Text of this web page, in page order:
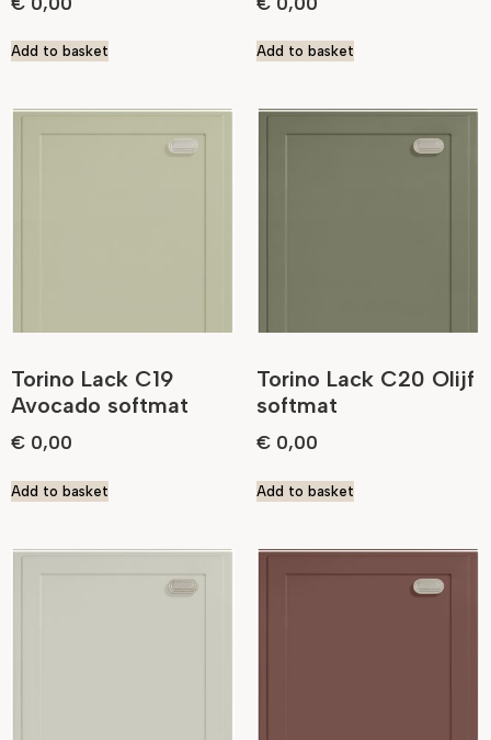
Add to basket Add to basket
Torino Lack C19
Avocado softmat
€ 0,00
Add to basket
Torino Lack C20 Olijf
softmat
€ 0,00
Add to basket